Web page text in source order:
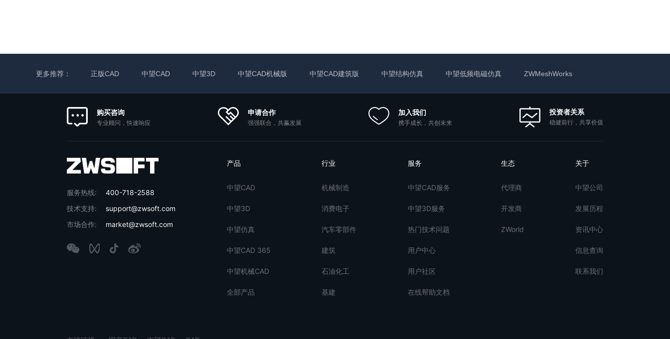
更多推荐： 正版CAD 中望CAD 中望3D 中望CAD机械版 中望CAD建筑版 中望结构仿真 中望低频电磁仿真 ZWMeshWorks
购买咨询
专业顾问，快速响应
申请合作
强强联合，共赢发展
加入我们
携手成长，共创未来
投资者关系
稳健前行，共享价值
服务热线:
400-718-2588
技术支持:
support@zwsoft.com
市场合作:
market@zwsoft.com
产品
中望CAD
中望3D
中望仿真
中望CAD 365
中望机械CAD
全部产品
行业
机械制造
消费电子
汽车零部件
建筑
石油化工
基建
服务
中望CAD服务
中望3D服务
热门技术问题
用户中心
用户社区
在线帮助文档
生态
代理商
开发商
ZWorld
关于
中望公司
发展历程
资讯中心
信息查询
联系我们